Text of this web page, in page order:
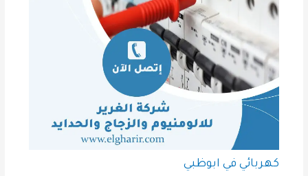
كهربائي في ابوظبي